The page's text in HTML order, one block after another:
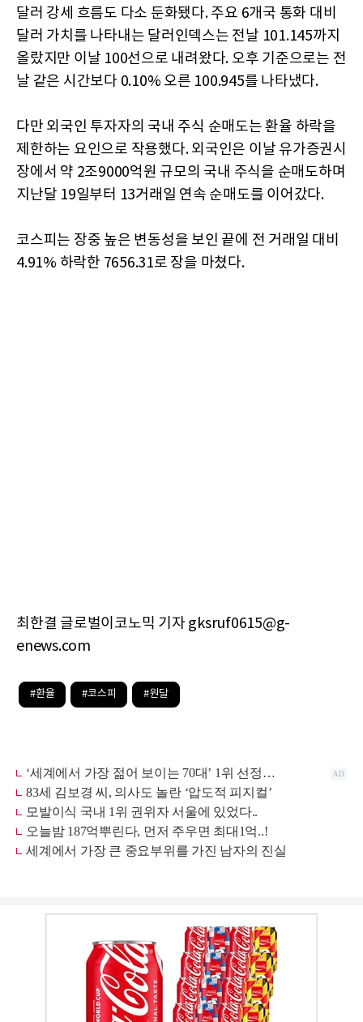
달러 강세 흐름도 다소 둔화됐다. 주요 6개국 통화 대비
달러 가치를 나타내는 달러인덱스는 전날 101.145까지
올랐지만 이날 100선으로 내려왔다. 오후 기준으로는 전
날 같은 시간보다 0.10% 오른 100.945를 나타냈다.
다만 외국인 투자자의 국내 주식 순매도는 환율 하락을
제한하는 요인으로 작용했다. 외국인은 이날 유가증권시
장에서 약 2조9000억원 규모의 국내 주식을 순매도하며
지난달 19일부터 13거래일 연속 순매도를 이어갔다.
코스피는 장중 높은 변동성을 보인 끝에 전 거래일 대비
4.91% 하락한 7656.31로 장을 마쳤다.
최한결 글로벌이코노믹 기자 gksruf0615@g-
enews.com
#환율 #코스피 #원달